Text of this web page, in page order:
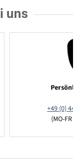
uns
+49 (0)
(MO-